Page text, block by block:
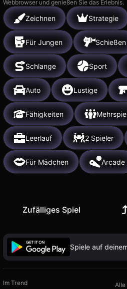
Webbrowser und genießen Sie das Erlebnis.
Zeichnen Strategie
Für Jungen Schießen
Schlange Sport
Auto Lustige
Fähigkeiten
Leerlauf 2 Spieler
Für Mädchen Arcade
Zufälliges Spiel
Spiele auf
Im Trend
Alle